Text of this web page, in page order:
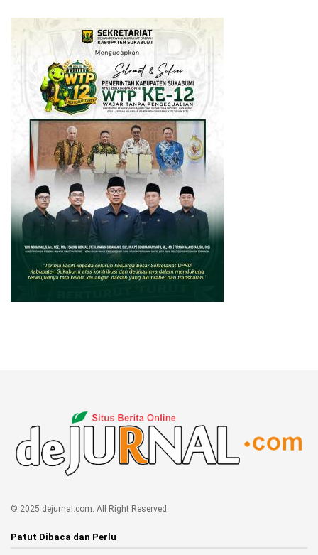
© 2025 dejurnal.com. All Right Reserved
Patut Dibaca dan Perlu